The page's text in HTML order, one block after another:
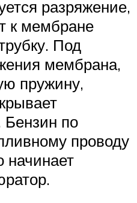
разряжение,
к мембране
Под
мембрана,
пружину,
Бензин по
проводу
начинает